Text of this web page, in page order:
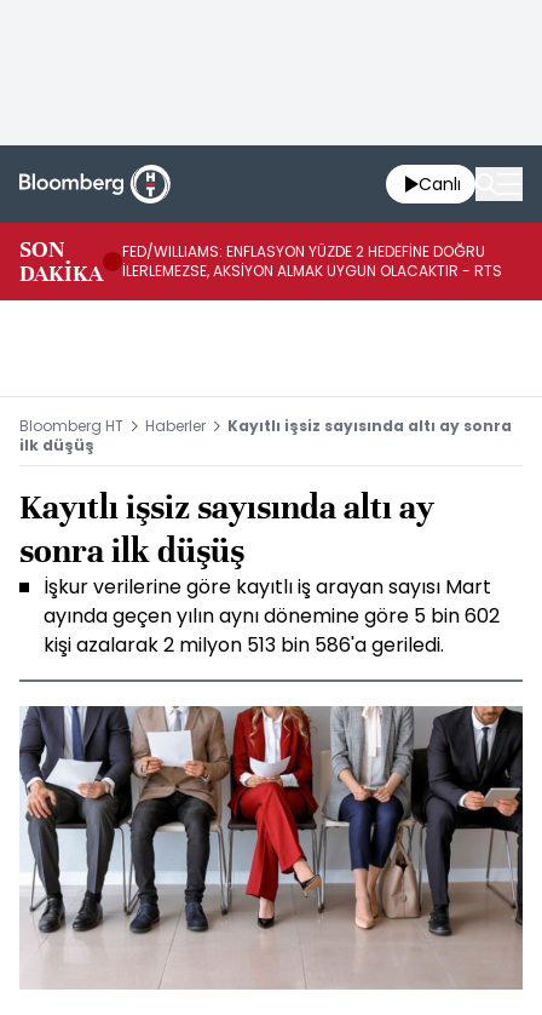
Canlı
SON
DAKİKA
FED/WILLIAMS: ENFLASYON YÜZDE 2 HEDEFİNE DOĞRU
İLERLEMEZSE, AKSİYON ALMAK UYGUN OLACAKTIR - RTS
Bloomberg HT Haberler
Kayıtlı işsiz sayısında altı ay sonra
ilk düşüş
Kayıtlı işsiz sayısında altı ay
sonra ilk düşüş
İşkur verilerine göre kayıtlı iş arayan sayısı Mart
ayında geçen yılın aynı dönemine göre 5 bin 602
kişi azalarak 2 milyon 513 bin 586'a geriledi.